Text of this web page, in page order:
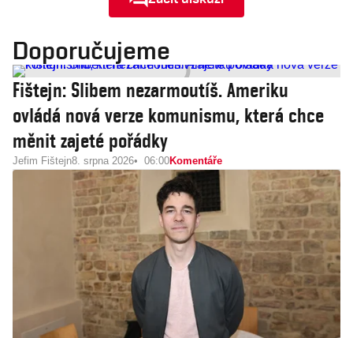
Doporučujeme
Fištejn: Slibem nezarmoutíš. Ameriku
ovládá nová verze komunismu, která chce
měnit zajeté pořádky
Jefim Fištejn8. srpna 2026 06:00Komentáře